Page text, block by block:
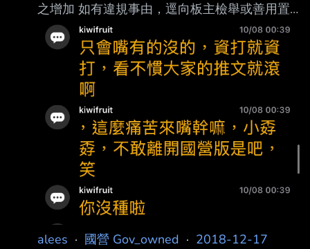
之增加 如有違規事由，逕向板主檢舉或善用置
底推文。 格式如下： 檢舉對象-文章代碼-檢舉
事由 範例 推 alees:xxxx- #*****- 板規四 (一)
12/17 06:40 10/6 adidas0426，#1Tc3VMiB
，板規四 (一) 3 警告！ 1/26 jakepy，
#1W2u_OXV，板規四 (一) 2 警告！ 2/10
s910443tw，#1W8hJJlG，板規四 (一) 2 警
告！ xpsecret，#1W8hJJlG，板規四 (一)
alees · 國營 Gov_owned · 2018-12-17